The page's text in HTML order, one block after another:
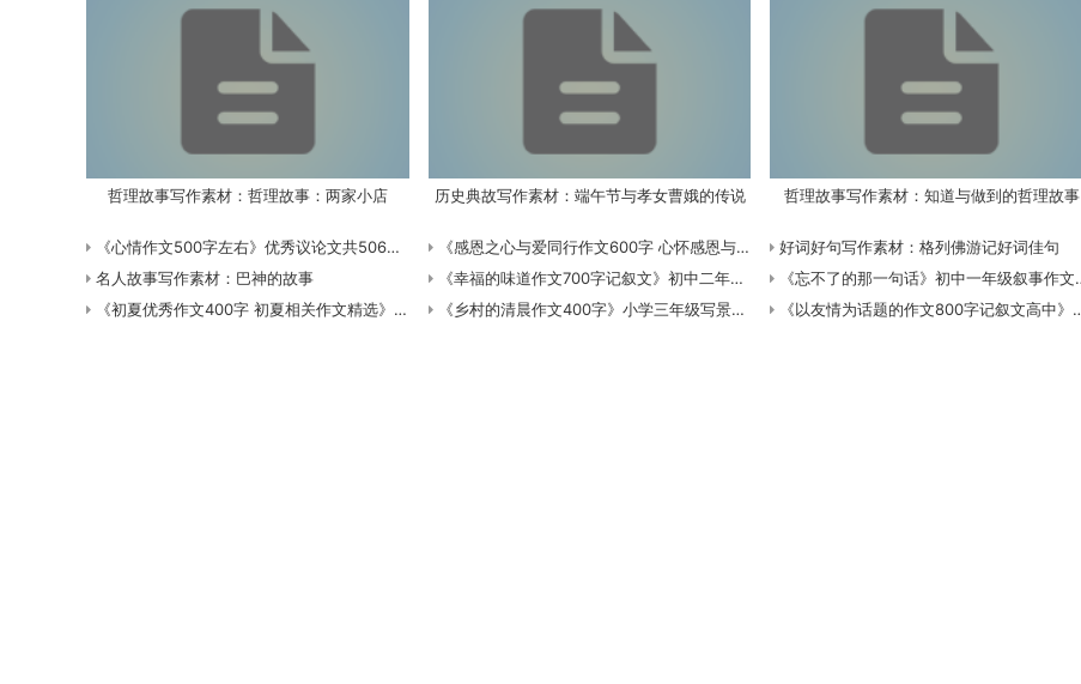
哲理故事写作素材：哲理故事：两家小店 历史典故写作素材：端午节与孝女曹娥的传说 哲理故事写作素材：知道与做到的哲理故事
《心情作文500字左右》优秀议论文共506字数 《感恩之心与爱同行作文600字 心怀感恩与爱同行作文600字》小学六年级叙事作文共2193字数
好词好句写作素材：格列佛游记好词佳句
名人故事写作素材：巴神的故事
《幸福的味道作文700字记叙文》初中二年级叙事作文共710字数
《忘不了的那一句话》初中一年级叙事作文共688字数
《初夏优秀作文400字 初夏相关作文精选》小学五年级话题作文共2930字数
《乡村的清晨作文400字》小学三年级写景作文共408字数 《以友情为话题的作文800字记叙文高中》高中一年级话题作文共1021字数